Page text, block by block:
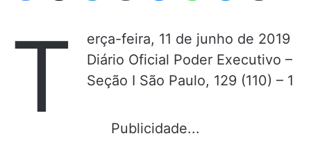
T
erça-feira, 11 de junho de 2019
Diário Oficial Poder Executivo –
Seção I São Paulo, 129 (110) – 1
Publicidade...